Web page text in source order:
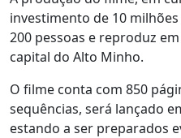
investimento de 10
200 pessoas e reproduz
capital do Alto Minho.
O filme conta com 850
sequências, será lançado
estando a ser preparados